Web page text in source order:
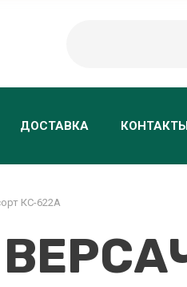
ДОСТАВКА
КС-622A